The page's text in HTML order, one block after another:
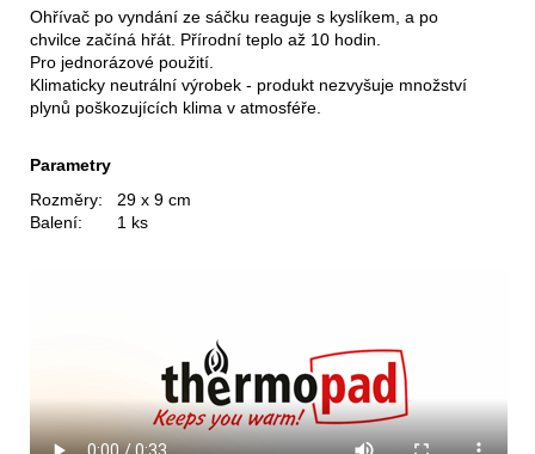
Ohřívač po vyndání ze sáčku reaguje s kyslíkem, a po
chvilce začíná hřát. Přírodní teplo až 10 hodin.
Pro jednorázové použití.
Klimaticky neutrální výrobek - produkt nezvyšuje množství
plynů poškozujících klima v atmosféře.
Parametry
Rozměry: 29 x 9 cm
Balení:
1 ks
JOMA
SIERRA
25
BĚŽECKÉ
TRAILOVÉ
BOTY
BLUE
1
603
Kč